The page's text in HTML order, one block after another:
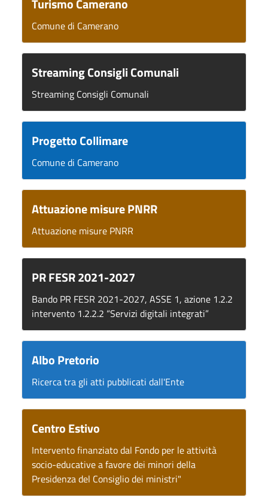
Comune di Camerano
Streaming Consigli Comunali
Streaming Consigli Comunali
Progetto Collimare
Comune di Camerano
Attuazione misure PNRR
Attuazione misure PNRR
PR FESR 2021-2027
Bando PR FESR 2021-2027, ASSE 1, azione 1.2.2
intervento 1.2.2.2 “Servizi digitali integrati”
Albo Pretorio
Ricerca tra gli atti pubblicati dall'Ente
Centro Estivo
Intervento finanziato dal Fondo per le attività
socio-educative a favore dei minori della
Presidenza del Consiglio dei ministri"